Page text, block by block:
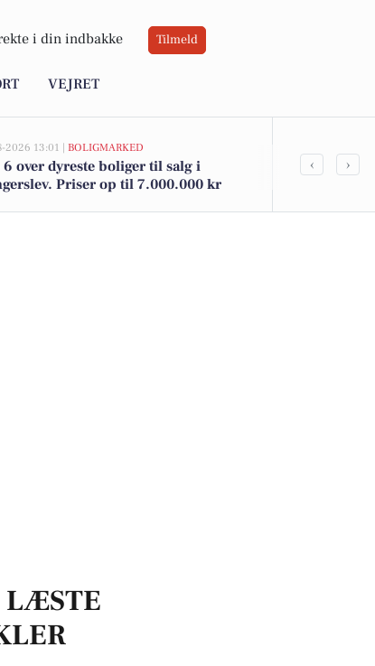
i din indbakke Tilmeld
VEJRET
2026 13:01 | BOLIGMARKED
6 over dyreste boliger til salg i
Priser op til 7.000.000 kr
Spier PS
‹ ›
LÆSTE